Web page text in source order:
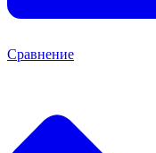
Сравнение